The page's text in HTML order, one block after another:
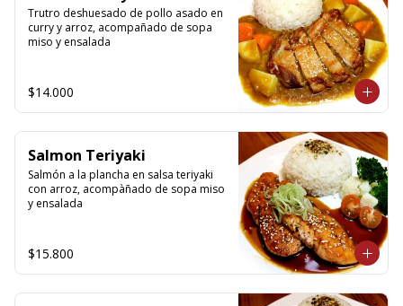
Trutro deshuesado de pollo asado en
curry y arroz, acompañado de sopa
miso y ensalada
$14.000
Salmon Teriyaki
Salmón a la plancha en salsa teriyaki
con arroz, acompàñado de sopa miso
y ensalada
$15.800